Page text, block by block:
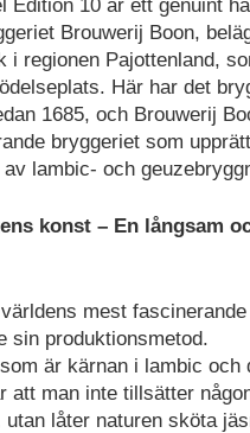
Edition 10 är ett genuint
Brouwerij Boon,
i regionen Pajottenland,
Här har det
1685, och Brouwerij
bryggeriet som
lambic- och
konst – En långsam
mest
sin produktionsmetod.
är kärnan i lambic och
att man inte tillsätter
låter naturen sköta